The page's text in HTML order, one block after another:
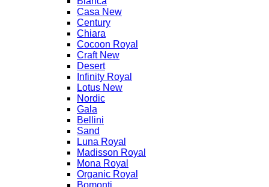
Casa New
Century
Chiara
Cocoon Royal
Craft New
Desert
Infinity Royal
Lotus New
Nordic
Gala
Bellini
Sand
Luna Royal
Madisson Royal
Mona Royal
Organic Royal
Bomonti